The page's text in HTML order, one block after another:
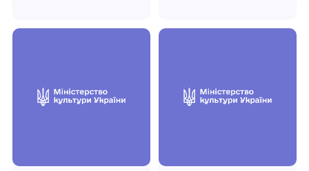
обласної ради
обласної ради